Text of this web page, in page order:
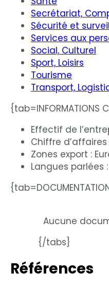
Secrétariat,
Sécurité et
Services aux
Social, Culturel
Sport, Loisirs
Tourisme
Transport,
{tab=INFORMATIONS
Effectif de
Chiffre d’affaires
Zones export :
Langues parlées
Aucune
{/tabs}
Références